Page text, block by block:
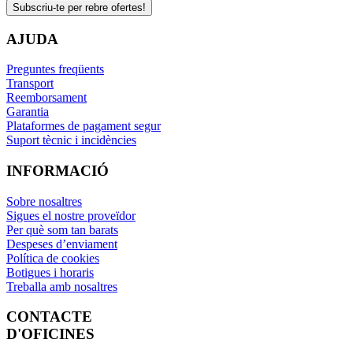
Subscriu-te per rebre ofertes!
AJUDA
Preguntes freqüents
Transport
Reemborsament
Garantia
Plataformes de pagament segur
Suport tècnic i incidències
INFORMACIÓ
Sobre nosaltres
Sigues el nostre proveïdor
Per què som tan barats
Despeses d’enviament
Política de cookies
Botigues i horaris
Treballa amb nosaltres
CONTACTE
D'OFICINES